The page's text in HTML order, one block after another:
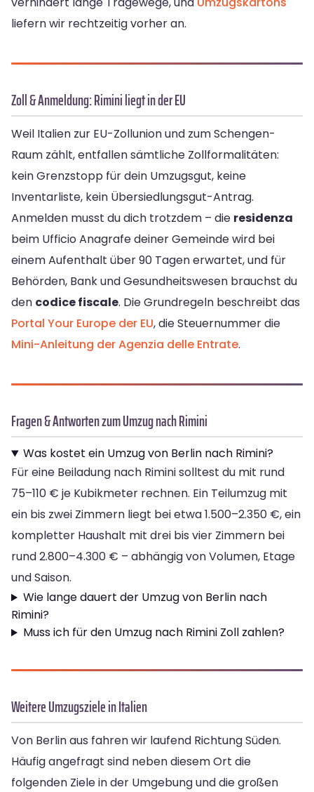
liefern wir rechtzeitig vorher an.
Zoll & Anmeldung: Rimini liegt in der EU
Weil Italien zur EU-Zollunion und zum Schengen-
Raum zählt, entfallen sämtliche Zollformalitäten:
kein Grenzstopp für dein Umzugsgut, keine
Inventarliste, kein Übersiedlungsgut-Antrag.
Anmelden musst du dich trotzdem – die residenza
beim Ufficio Anagrafe deiner Gemeinde wird bei
einem Aufenthalt über 90 Tagen erwartet, und für
Behörden, Bank und Gesundheitswesen brauchst du
den codice fiscale. Die Grundregeln beschreibt das
Portal Your Europe der EU, die Steuernummer die
Mini-Anleitung der Agenzia delle Entrate.
Fragen & Antworten zum Umzug nach Rimini
Was kostet ein Umzug von Berlin nach Rimini?
Für eine Beiladung nach Rimini solltest du mit rund
75–110 € je Kubikmeter rechnen. Ein Teilumzug mit
ein bis zwei Zimmern liegt bei etwa 1.500–2.350 €, ein
kompletter Haushalt mit drei bis vier Zimmern bei
rund 2.800–4.300 € – abhängig von Volumen, Etage
und Saison.
Wie lange dauert der Umzug von Berlin nach
Rimini?
Muss ich für den Umzug nach Rimini Zoll zahlen?
Weitere Umzugsziele in Italien
Von Berlin aus fahren wir laufend Richtung Süden.
Häufig angefragt sind neben diesem Ort die
folgenden Ziele in der Umgebung und die großen